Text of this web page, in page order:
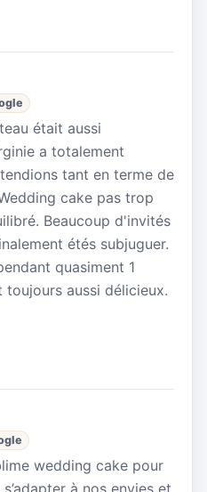
était aussi
a totalement
tant en terme de
cake pas trop
Beaucoup d'invités
étés subjuguer.
quasiment 1
aussi délicieux.
wedding cake pour